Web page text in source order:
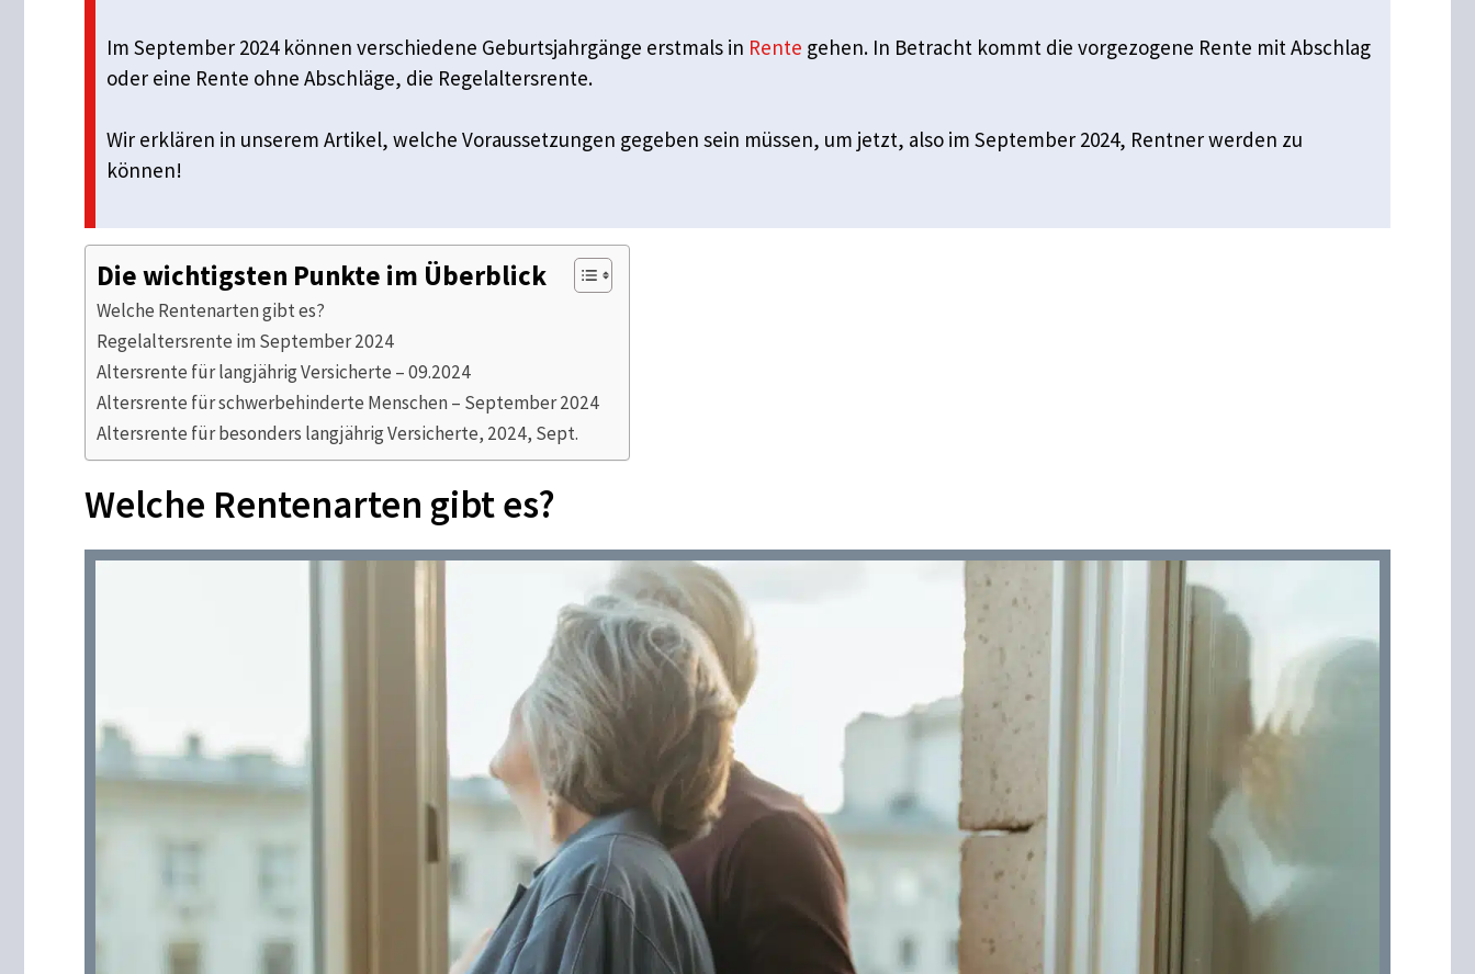
Im September 2024 können verschiedene Geburtsjahrgänge erstmals in Rente gehen. In Betracht kommt die vorgezogene Rente mit Abschlag
oder eine Rente ohne Abschläge, die Regelaltersrente.
Wir erklären in unserem Artikel, welche Voraussetzungen gegeben sein müssen, um jetzt, also im September 2024, Rentner werden zu
können!
Die wichtigsten Punkte im Überblick
Welche Rentenarten gibt es?
Regelaltersrente im September 2024
Altersrente für langjährig Versicherte – 09.2024
Altersrente für schwerbehinderte Menschen – September 2024
Altersrente für besonders langjährig Versicherte, 2024, Sept.
Welche Rentenarten gibt es?